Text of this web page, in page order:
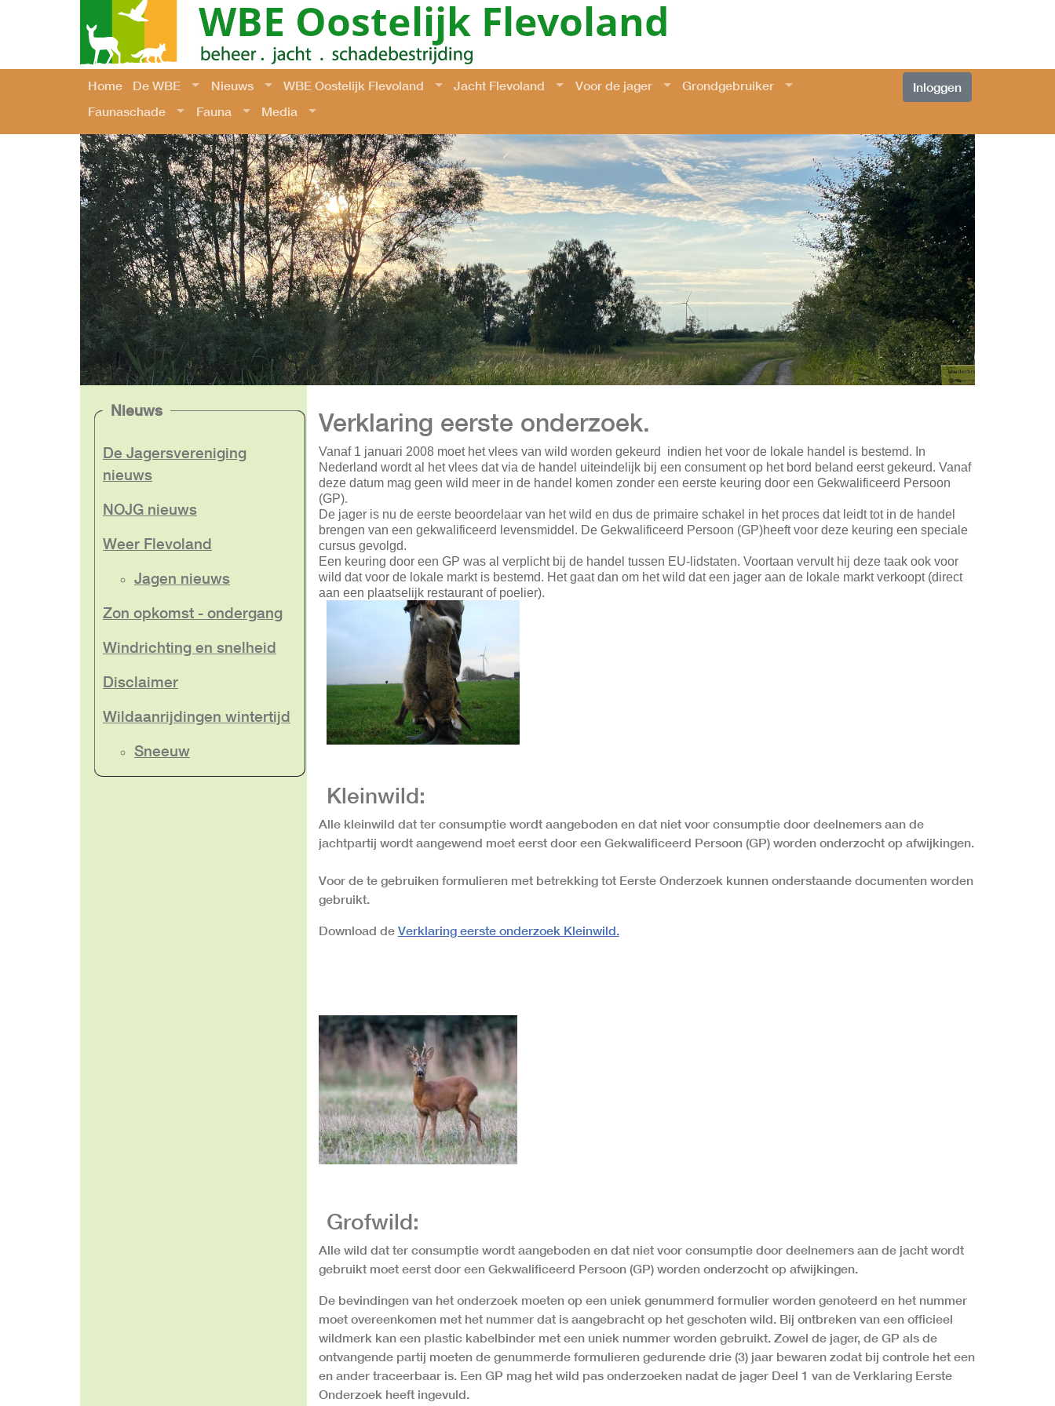
Home De WBE Nieuws WBE Oostelijk Flevoland Jacht Flevoland Voor de jager
Grondgebruiker
Faunaschade
Fauna Media
Inloggen
Nieuws
De Jagersvereniging
nieuws
NOJG nieuws
Weer Flevoland
Jagen nieuws
Zon opkomst - ondergang
Windrichting en snelheid
Disclaimer
Wildaanrijdingen wintertijd
Sneeuw
Verklaring eerste onderzoek.
Vanaf 1 januari 2008 moet het vlees van wild worden gekeurd indien het voor de lokale handel is bestemd. In
Nederland wordt al het vlees dat via de handel uiteindelijk bij een consument op het bord beland eerst gekeurd. Vanaf
deze datum mag geen wild meer in de handel komen zonder een eerste keuring door een Gekwalificeerd Persoon
(GP).
De jager is nu de eerste beoordelaar van het wild en dus de primaire schakel in het proces dat leidt tot in de handel
brengen van een gekwalificeerd levensmiddel. De Gekwalificeerd Persoon (GP)heeft voor deze keuring een speciale
cursus gevolgd.
Een keuring door een GP was al verplicht bij de handel tussen EU-lidstaten. Voortaan vervult hij deze taak ook voor
wild dat voor de lokale markt is bestemd. Het gaat dan om het wild dat een jager aan de lokale markt verkoopt (direct
aan een plaatselijk restaurant of poelier).
Kleinwild:
Alle kleinwild dat ter consumptie wordt aangeboden en dat niet voor consumptie door deelnemers aan de
jachtpartij wordt aangewend moet eerst door een Gekwalificeerd Persoon (GP) worden onderzocht op afwijkingen.
Voor de te gebruiken formulieren met betrekking tot Eerste Onderzoek kunnen onderstaande documenten worden
gebruikt.
Download de Verklaring eerste onderzoek Kleinwild.
Grofwild:
Alle wild dat ter consumptie wordt aangeboden en dat niet voor consumptie door deelnemers aan de jacht wordt
gebruikt moet eerst door een Gekwalificeerd Persoon (GP) worden onderzocht op afwijkingen.
De bevindingen van het onderzoek moeten op een uniek genummerd formulier worden genoteerd en het nummer
moet overeenkomen met het nummer dat is aangebracht op het geschoten wild. Bij ontbreken van een officieel
wildmerk kan een plastic kabelbinder met een uniek nummer worden gebruikt. Zowel de jager, de GP als de
ontvangende partij moeten de genummerde formulieren gedurende drie (3) jaar bewaren zodat bij controle het een
en ander traceerbaar is. Een GP mag het wild pas onderzoeken nadat de jager Deel 1 van de Verklaring Eerste
Onderzoek heeft ingevuld.